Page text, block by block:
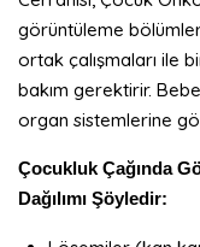
görüntüleme
ortak çalışmaları ile
bakım gerektirir.
organ sistemlerine
Çocukluk Çağında
Dağılımı Şöyledir: